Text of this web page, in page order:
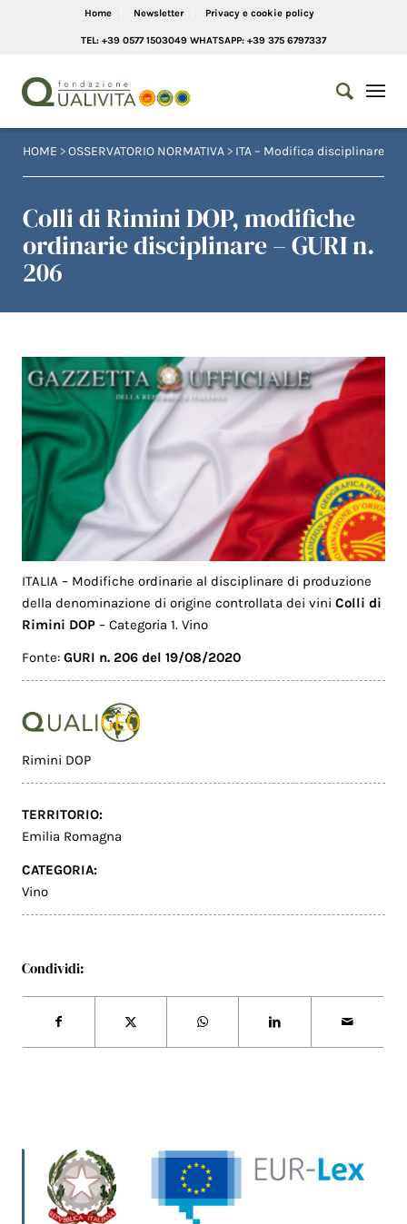
Home Newsletter Privacy e cookie policy
TEL: +39 0577 1503049 WHATSAPP: +39 375 6797337
HOME >OSSERVATORIO NORMATIVA > ITA – Modifica disciplinare
Colli di Rimini DOP, modifiche
ordinarie disciplinare – GURI n.
206
ITALIA – Modifiche ordinarie al disciplinare di produzione
della denominazione di origine controllata dei viniColli di
Rimini DOP – Categoria 1. Vino
Fonte:GURI n. 206 del 19/08/2020
Rimini DOP
TERRITORIO:
Emilia Romagna
CATEGORIA:
Vino
Condividi: